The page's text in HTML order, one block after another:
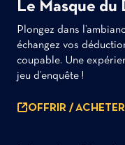
Le Masque du
Plongez dans
échangez vos
coupable. Une
jeu d’enquête !
OFFRIR /